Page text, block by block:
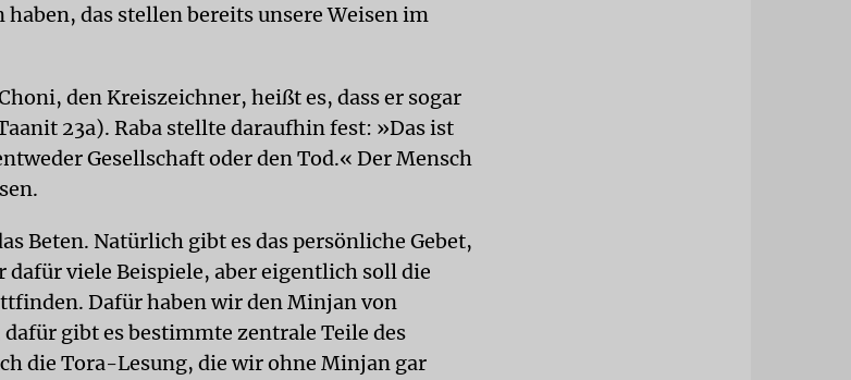
das stellen bereits unsere Weisen im
den Kreiszeichner, heißt es, dass er sogar
23a). Raba stellte daraufhin fest: »Das ist
Gesellschaft oder den Tod.« Der Mensch
Beten. Natürlich gibt es das persönliche Gebet,
viele Beispiele, aber eigentlich soll die
Dafür haben wir den Minjan von
gibt es bestimmte zentrale Teile des
die Tora-Lesung, die wir ohne Minjan gar